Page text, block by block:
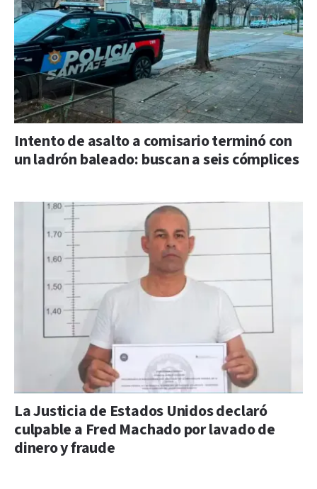
Intento de asalto a comisario terminó con
un ladrón baleado: buscan a seis cómplices
La Justicia de Estados Unidos declaró
culpable a Fred Machado por lavado de
dinero y fraude